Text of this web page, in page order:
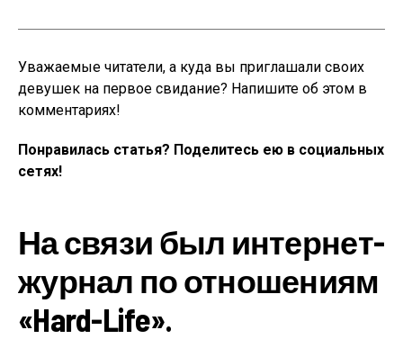
Уважаемые читатели, а куда вы приглашали своих
девушек на первое свидание? Напишите об этом в
комментариях!
Понравилась статья? Поделитесь ею в социальных
сетях!
На связи был интернет-
журнал по отношениям
«Hard-Life».